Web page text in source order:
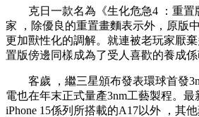
克日一款名為《生化危急4 ：重置
家 ，除優良的重置畫麵表示外，原
更加獸性化的調解 。就連被老玩家厭棄
置版傍邊同樣成為了受人喜歡的養成係
客歲 ，繼三星頒布發表環球首發
電也在年末正式量產3nm工藝製程。最
iPhone 15係列所搭載的A17以外  ，